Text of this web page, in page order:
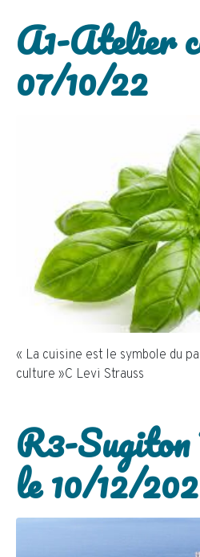
A1-Atelier
07/10/22
« La cuisine est le symbole du
culture »C Levi Strauss
R3-
le 10/12/